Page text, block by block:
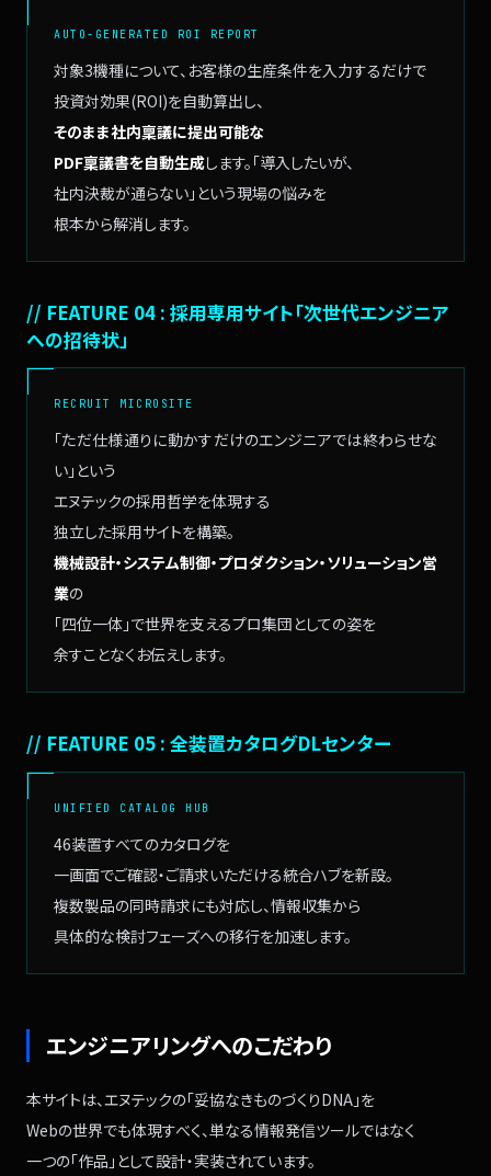
AUTO-GENERATED ROI REPORT
対象3機種について、 お客様の生産条件を入力するだけで
投資対効果(ROI)を自動算出し、
そのまま社内稟議に提出可能な
PDF稟議書を自動生成します。 「導入したいが、
社内決裁が通らない」 という現場の悩みを
根本から解消します。
// FEATURE 04 : 採用専用サイト「次世代エンジニア
への招待状」
RECRUIT MICROSITE
「ただ仕様通りに動かすだけのエンジニアでは終わらせな
い」という
エヌテックの採用哲学を体現する
独立した採用サイトを構築。
機械設計・システム制御・プロダクション・ソリューション営
業の
「四位一体」で世界を支えるプロ集団としての姿を
余すことなくお伝えします。
// FEATURE 05 : 全装置カタログDLセンター
UNIFIED CATALOG HUB
46装置すべてのカタログを
一画面でご確認・ご請求いただける統合ハブを新設。
複数製品の同時請求にも対応し、情報収集から
具体的な検討フェーズへの移行を加速します。
エンジニアリングへのこだわり
本サイトは、エヌテックの「妥協なきものづくりDNA」を
Webの世界でも体現すべく、単なる情報発信ツールではなく
一つの「作品」として設計・実装されています。